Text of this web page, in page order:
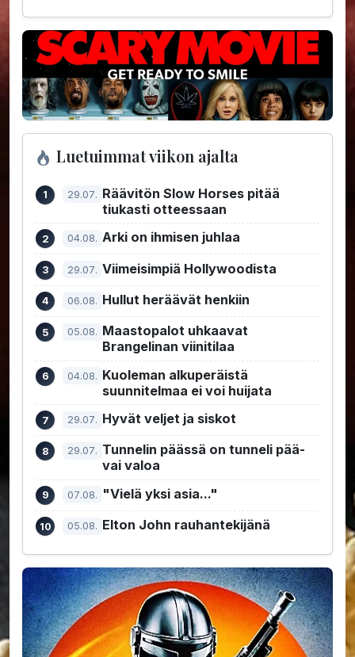
Luetuimmat viikon ajalta
29.07. Räävitön Slow Horses pitää
tiukasti otteessaan
04.08. Arki on ihmisen juhlaa
29.07. Viimeisimpiä Hollywoodista
06.08. Hullut heräävät henkiin
05.08. Maastopalot uhkaavat
Brangelinan viinitilaa
04.08. Kuoleman alkuperäistä
suunnitelmaa ei voi huijata
29.07. Hyvät veljet ja siskot
29.07. Tunnelin päässä on tunneli pää-
vai valoa
07.08. "Vielä yksi asia..."
05.08. Elton John rauhantekijänä